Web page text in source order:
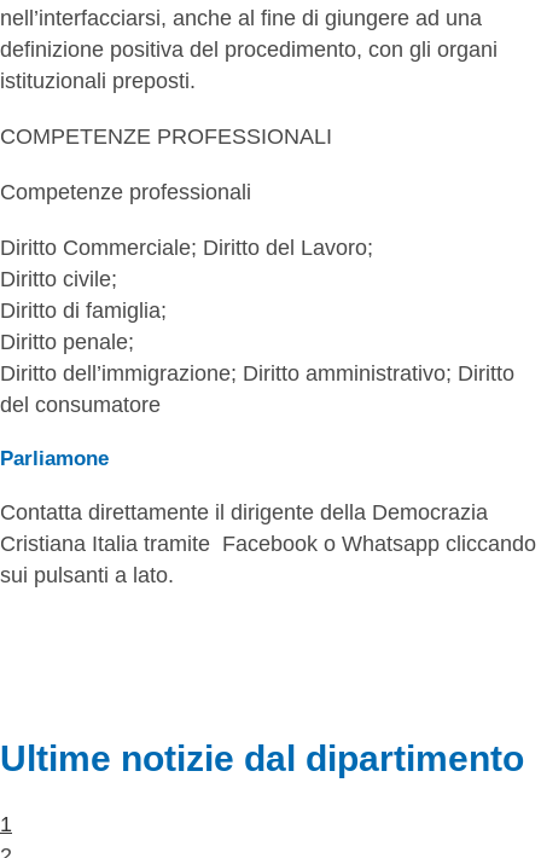
nell’interfacciarsi, anche al fine di giungere ad una
definizione positiva del procedimento, con gli organi
istituzionali preposti.
COMPETENZE PROFESSIONALI
Competenze professionali
Diritto Commerciale; Diritto del Lavoro;
Diritto civile;
Diritto di famiglia;
Diritto penale;
Diritto dell’immigrazione; Diritto amministrativo; Diritto
del consumatore
Parliamone
Contatta direttamente il dirigente della Democrazia
Cristiana Italia tramite Facebook o Whatsapp cliccando
sui pulsanti a lato.
Ultime notizie dal dipartimento
1